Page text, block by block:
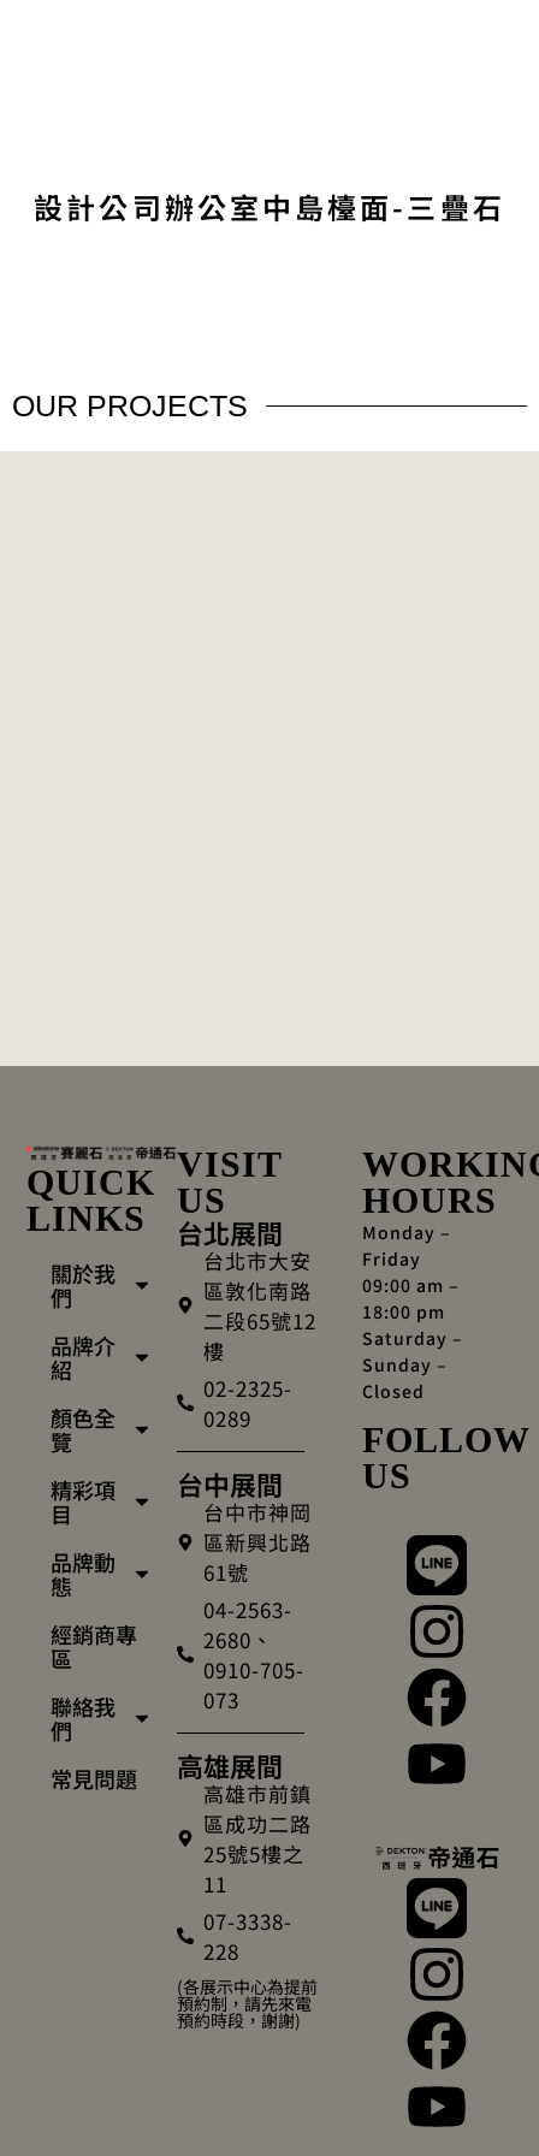
設計公司辦公室中島檯面-三疊石
OUR PROJECTS
QUICK
LINKS
關於我
們
品牌介
紹
顏色全
覽
精彩項
目
品牌動
態
經銷商專
區
聯絡我
們
常見問題
VISIT
US
台北展間
台北市大安
區敦化南路
二段65號12
樓
02-2325-
0289
台中展間
台中市神岡
區新興北路
61號
04-2563-
2680、
0910-705-
073
高雄展間
高雄市前鎮
區成功二路
25號5樓之
11
07-3338-
228
(各展示中心為提前
預約制，請先來電
預約時段，謝謝)
HOURS
Monday –
Friday
09:00 am –
18:00 pm
Saturday –
Sunday –
Closed
FOLLOW
US